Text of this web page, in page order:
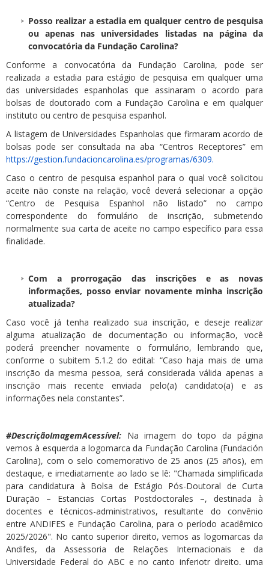
Posso realizar a estadia em qualquer centro de pesquisa
ou apenas nas universidades listadas na página da
convocatória da Fundação Carolina?
Conforme a convocatória da Fundação Carolina, pode ser
realizada a estadia para estágio de pesquisa em qualquer uma
das universidades espanholas que assinaram o acordo para
bolsas de doutorado com a Fundação Carolina e em qualquer
instituto ou centro de pesquisa espanhol.
A listagem de Universidades Espanholas que firmaram acordo de
bolsas pode ser consultada na aba “Centros Receptores” em
https://gestion.fundacioncarolina.es/programas/6309.
Caso o centro de pesquisa espanhol para o qual você solicitou
aceite não conste na relação, você deverá selecionar a opção
“Centro de Pesquisa Espanhol não listado” no campo
correspondente do formulário de inscrição, submetendo
normalmente sua carta de aceite no campo específico para essa
finalidade.
Com a prorrogação das inscrições e as novas
informações, posso enviar novamente minha inscrição
atualizada?
Caso você já tenha realizado sua inscrição, e deseje realizar
alguma atualização de documentação ou informação, você
poderá preencher novamente o formulário, lembrando que,
conforme o subitem 5.1.2 do edital: “Caso haja mais de uma
inscrição da mesma pessoa, será considerada válida apenas a
inscrição mais recente enviada pelo(a) candidato(a) e as
informações nela constantes”.
#DescriçãoImagemAcessível: Na imagem do topo da página
vemos à esquerda a logomarca da Fundação Carolina (Fundación
Carolina), com o selo comemorativo de 25 anos (25 años), em
destaque, e imediatamente ao lado se lê: "Chamada simplificada
para candidatura à Bolsa de Estágio Pós-Doutoral de Curta
Duração – Estancias Cortas Postdoctorales –, destinada à
docentes e técnicos-administrativos, resultante do convênio
entre ANDIFES e Fundação Carolina, para o período acadêmico
2025/2026". No canto superior direito, vemos as logomarcas da
Andifes, da Assessoria de Relações Internacionais e da
Universidade Federal do ABC e no canto inferiotr direito, uma